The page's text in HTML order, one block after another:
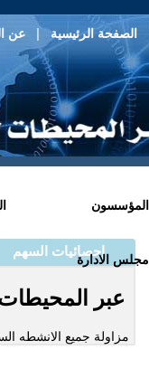
الصفحة الرئيسية| عن
المؤسسون
مجلس الادارة